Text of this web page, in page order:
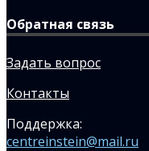
Обратная связь
Задать вопрос
Контакты
Поддержка:
centreinstein@mail.ru